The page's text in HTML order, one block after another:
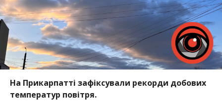
На Прикарпатті зафіксували рекорди добових
температур повітря.